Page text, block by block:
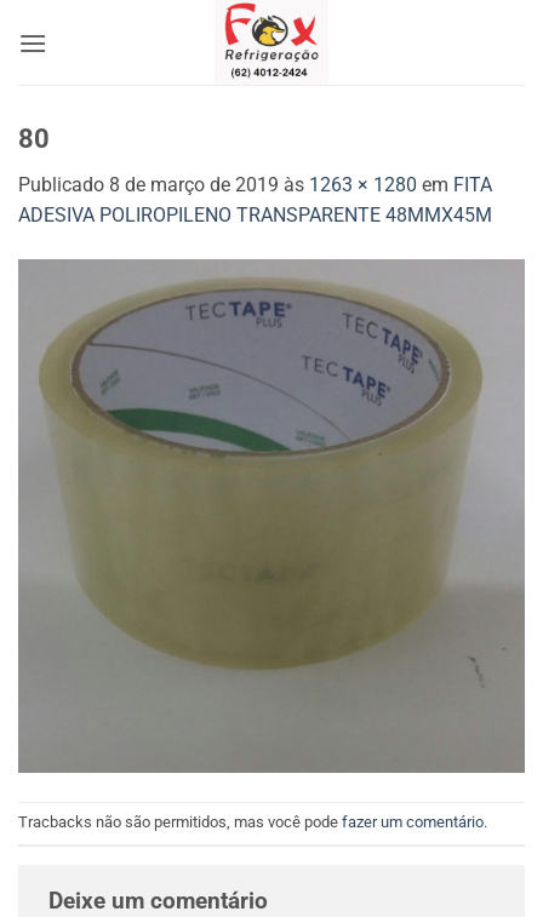
80
Publicado 8 de março de 2019 às 1263 × 1280 em FITA
ADESIVA POLIROPILENO TRANSPARENTE 48MMX45M
Tracbacks não são permitidos, mas você pode fazer um comentário.
Deixe um comentário